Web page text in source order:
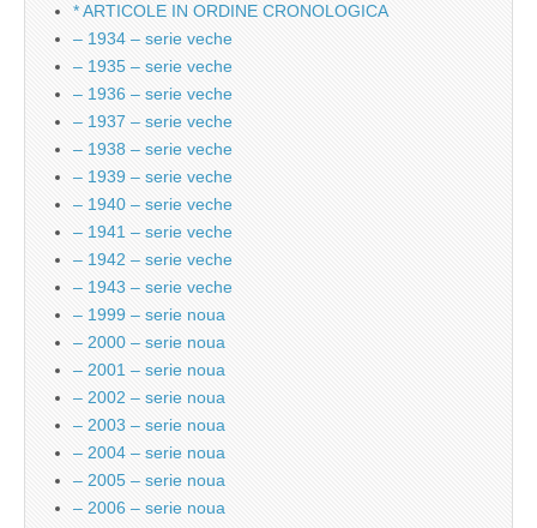
* ARTICOLE IN ORDINE CRONOLOGICA
– 1934 – serie veche
– 1935 – serie veche
– 1936 – serie veche
– 1937 – serie veche
– 1938 – serie veche
– 1939 – serie veche
– 1940 – serie veche
– 1941 – serie veche
– 1942 – serie veche
– 1943 – serie veche
– 1999 – serie noua
– 2000 – serie noua
– 2001 – serie noua
– 2002 – serie noua
– 2003 – serie noua
– 2004 – serie noua
– 2005 – serie noua
– 2006 – serie noua